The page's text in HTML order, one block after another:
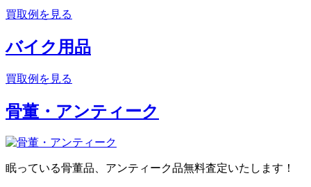
買取例を見る
バイク用品
買取例を見る
骨董・アンティーク
眠っている骨董品、アンティーク品無料査定いたします！